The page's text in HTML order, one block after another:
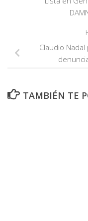
Claudio
TAMBIÉN TE